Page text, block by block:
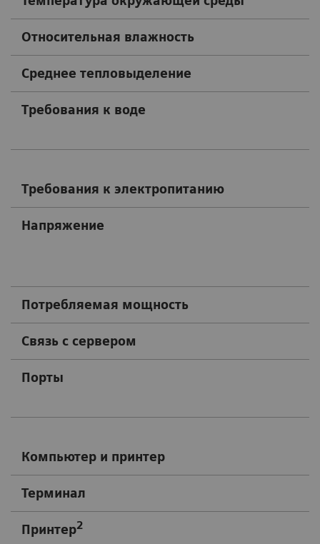
Относительная влажность
Среднее тепловыделение
Требования к воде
Требования к электропитанию
Напряжение
Потребляемая мощность
Связь с сервером
Порты
Компьютер и принтер
Терминал
Принтер2